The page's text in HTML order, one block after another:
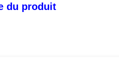
du produit